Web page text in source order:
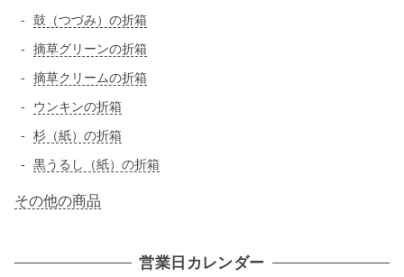
鼓（つづみ）の折箱
摘草グリーンの折箱
摘草クリームの折箱
ウンキンの折箱
杉（紙）の折箱
黒うるし（紙）の折箱
その他の商品
営業日カレンダー